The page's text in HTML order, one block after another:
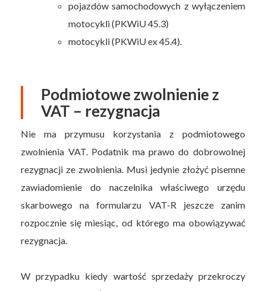
pojazdów samochodowych z wyłączeniem
motocykli (PKWiU 45.3)
motocykli (PKWiU ex 45.4).
Podmiotowe zwolnienie z
VAT – rezygnacja
Nie ma przymusu korzystania z podmiotowego
zwolnienia VAT. Podatnik ma prawo do dobrowolnej
rezygnacji ze zwolnienia. Musi jedynie złożyć pisemne
zawiadomienie do naczelnika właściwego urzędu
skarbowego na formularzu VAT-R jeszcze zanim
rozpocznie się miesiąc, od którego ma obowiązywać
rezygnacja.
W przypadku kiedy wartość sprzedaży przekroczy